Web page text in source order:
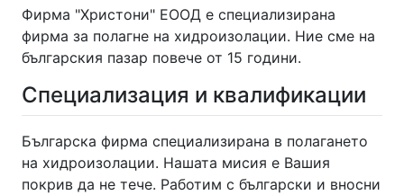
Фирма "Христони" ЕООД е специализирана
фирма за полагне на хидроизолации. Ние сме на
българския пазар повече от 15 години.
Специализация и квалификации
Българска фирма специализирана в полагането
на хидроизолации. Нашата мисия е Вашия
покрив да не тече. Работим с български и вносни